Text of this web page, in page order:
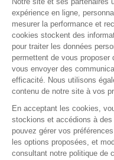
NOS PRODUITS
THE KASE